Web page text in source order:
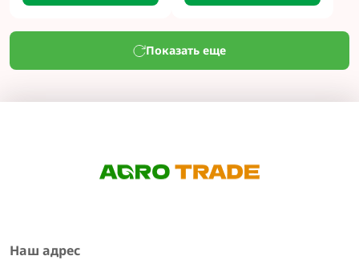
Показать еще
Наш адрес